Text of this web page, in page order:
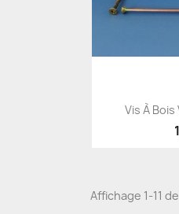

Vis À Bois
Affichage 1-11